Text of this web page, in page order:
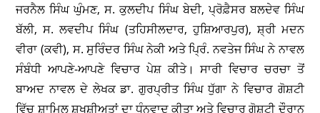
ਜਰਨੈਲ ਸਿੰਘ ਘੁੰਮਣ, ਸ. ਕੁਲਦੀਪ ਸਿੰਘ ਬੇਦੀ, ਪ੍ਰੋਫ਼ੈਸਰ ਬਲਦੇਵ ਸਿੰਘ
ਬੱਲੀ, ਸ. ਲਵਦੀਪ ਸਿੰਘ (ਤਹਿਸੀਲਦਾਰ, ਹੁਸ਼ਿਆਰਪੁਰ), ਸ਼੍ਰੀ ਮਦਨ
ਵੀਰਾ (ਕਵੀ), ਸ. ਸੁਰਿੰਦਰ ਸਿੰਘ ਨੇਕੀ ਅਤੇ ਪ੍ਰਿੰ. ਨਵਤੇਜ ਸਿੰਘ ਨੇ ਨਾਵਲ
ਸੰਬੰਧੀ ਆਪਣੇ-ਆਪਣੇ ਵਿਚਾਰ ਪੇਸ਼ ਕੀਤੇ। ਸਾਰੀ ਵਿਚਾਰ ਚਰਚਾ ਤੋਂ
ਬਾਅਦ ਨਾਵਲ ਦੇ ਲੇਖਕ ਡਾ. ਗੁਰਪ੍ਰੀਤ ਸਿੰਘ ਧੁੱਗਾ ਨੇ ਵਿਚਾਰ ਗੋਸ਼ਟੀ
ਵਿੱਚ ਸ਼ਾਮਿਲ ਸ਼ਖਸ਼ੀਅਤਾਂ ਦਾ ਧੰਨਵਾਦ ਕੀਤਾ ਅਤੇ ਵਿਚਾਰ ਗੋਸ਼ਟੀ ਦੌਰਾਨ